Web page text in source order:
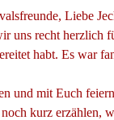
Liebe
uns recht herzlich
habt. Es war
und mit Euch
kurz erzählen,